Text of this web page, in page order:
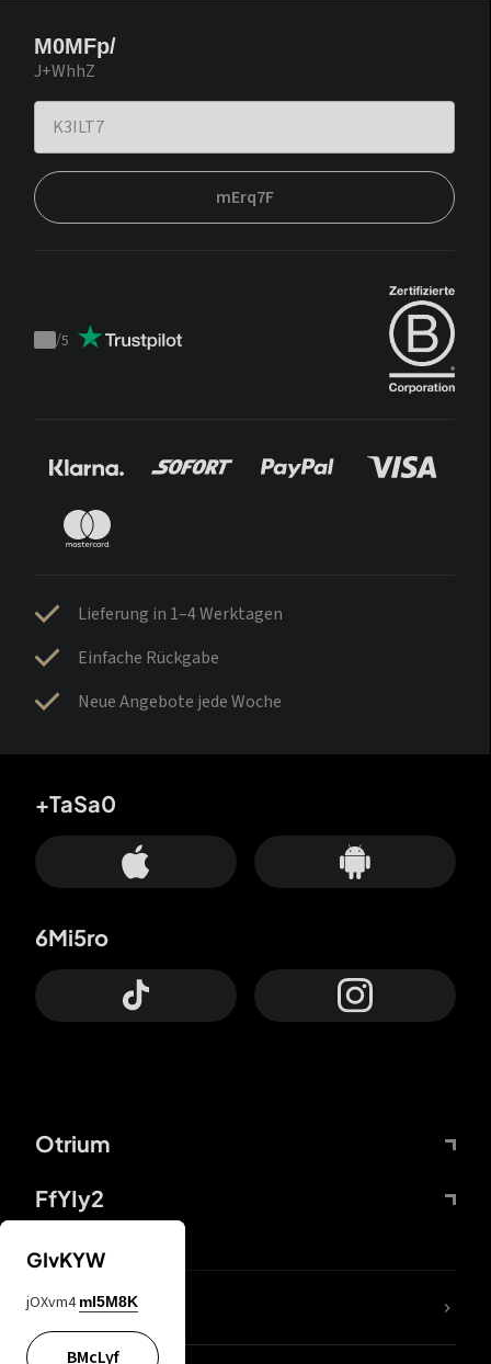
M0MFp/
J+WhhZ
mErq7F
Trustpilot
/5
Lieferung in 1–4 Werktagen
Einfache Rückgabe
Neue Angebote jede Woche
Otrium
FfYIy2
+TaSa0
6Mi5ro
DDcvSo
GIvKYW
jOXvm4 mI5M8K
BMcLyf